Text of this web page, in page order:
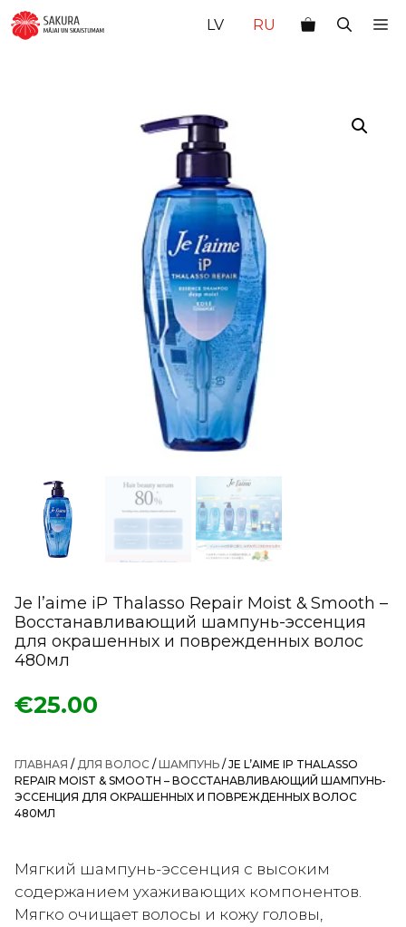
Перейти
LV RU
Je l’aime iP Thalasso Repair Moist & Smooth –
Восстанавливающий шампунь-эссенция
для окрашенных и поврежденных волос
480мл
€25.00
ГЛАВНАЯ / ДЛЯ ВОЛОС / ШАМПУНЬ / JE L’AIME IP THALASSO
REPAIR MOIST & SMOOTH – ВОССТАНАВЛИВАЮЩИЙ ШАМПУНЬ-
ЭССЕНЦИЯ ДЛЯ ОКРАШЕННЫХ И ПОВРЕЖДЕННЫХ ВОЛОС
480МЛ
Мягкий шампунь-эссенция с высоким
содержанием ухаживающих компонентов.
Мягко очищает волосы и кожу головы,